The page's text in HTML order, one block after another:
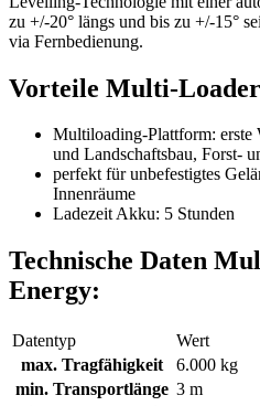
zu +/-20° längs und bis zu +/-15°
via Fernbedienung.
Vorteile Multi-
Multiloading-Plattform: erste
und Landschaftsbau, Forst-
perfekt für unbefestigtes
Innenräume
Ladezeit Akku: 5 Stunden
Technische Daten
Energy:
Datentyp
Wert
max. Tragfähigkeit
6.000 kg
min. Transportlänge 3 m